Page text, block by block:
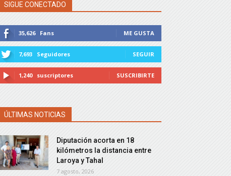
SIGUE CONECTADO
35,626 Fans ME GUSTA
7,693 Seguidores SEGUIR
1,240 suscriptores SUSCRIBIRTE
ÚLTIMAS NOTICIAS
Diputación acorta en 18
kilómetros la distancia entre
Laroya y Tahal
7 agosto, 2026